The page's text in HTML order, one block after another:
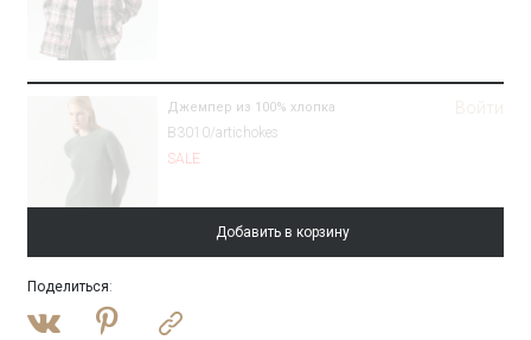
Джемпер из 100% хлопка
B3010/artichokes
SALE
Войти
Плащ с потайным капюшоном
Добавить в корзину
Поделиться: